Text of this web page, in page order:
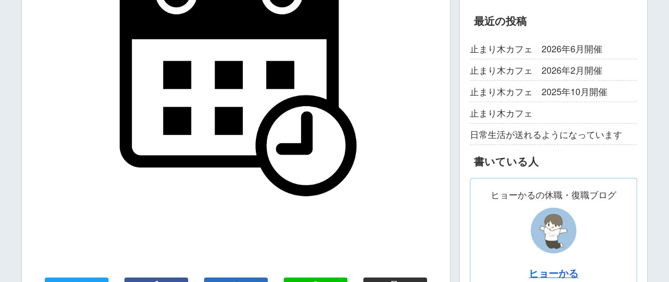
最近の投稿
止まり木カフェ 2026年6月開催
止まり木カフェ 2026年2月開催
止まり木カフェ 2025年10月開催
止まり木カフェ
日常生活が送れるようになっています
書いている人
ヒョーかるの休職・復職ブログ
ヒョーかる